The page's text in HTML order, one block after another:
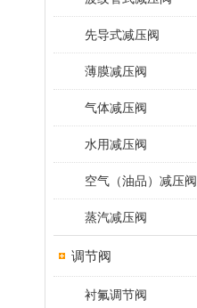
先导式减压阀
薄膜减压阀
气体减压阀
水用减压阀
空气（油品）减压阀
蒸汽减压阀
调节阀
衬氟调节阀